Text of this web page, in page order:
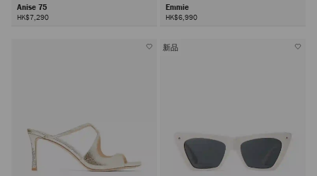
Anise 75
HK$7,290
Emmie
HK$6,990
新品